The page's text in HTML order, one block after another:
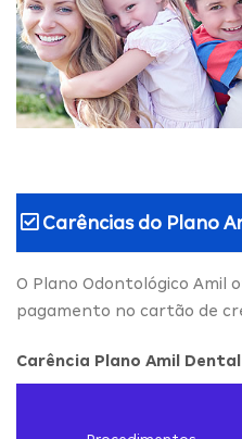
Carências do Plano
O Plano Odontológico Amil
pagamento no cartão de
Carência Plano Amil